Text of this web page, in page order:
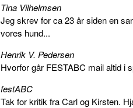
Tina Vilhelmsen
Jeg skrev for ca 23 år siden en
vores hund...
Henrik V. Pedersen
Hvorfor går FESTABC mail altid i
festABC
Tak for kritik fra Carl og Kirsten.